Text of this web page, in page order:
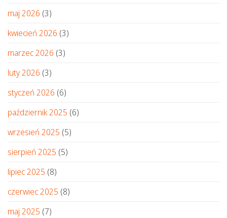
maj 2026 (3)
kwiecień 2026 (3)
marzec 2026 (3)
luty 2026 (3)
styczeń 2026 (6)
październik 2025 (6)
wrzesień 2025 (5)
sierpień 2025 (5)
lipiec 2025 (8)
czerwiec 2025 (8)
maj 2025 (7)